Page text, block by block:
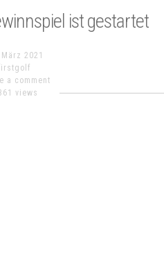
ist gestartet
2021
a comment
views